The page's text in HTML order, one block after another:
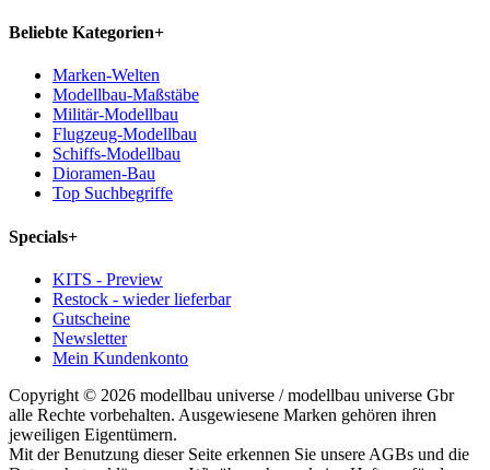
Beliebte Kategorien+
Marken-Welten
Modellbau-Maßstäbe
Militär-Modellbau
Flugzeug-Modellbau
Schiffs-Modellbau
Dioramen-Bau
Top Suchbegriffe
Specials+
KITS - Preview
Restock - wieder lieferbar
Gutscheine
Newsletter
Mein Kundenkonto
Copyright © 2026 modellbau universe / modellbau universe Gbr
alle Rechte vorbehalten. Ausgewiesene Marken gehören ihren
jeweiligen Eigentümern.
Mit der Benutzung dieser Seite erkennen Sie unsere AGBs und die